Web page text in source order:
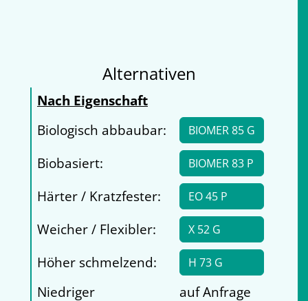
Alternativen
Nach Eigenschaft
Biologisch abbaubar:
BIOMER 85 G
Biobasiert: BIOMER 83 P
Härter / Kratzfester: EO 45 P
Weicher / Flexibler: X 52 G
Höher schmelzend: H 73 G
Niedriger
auf Anfrage